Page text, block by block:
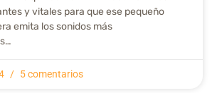
y vitales para que ese pequeño
emita los sonidos más
5 comentarios